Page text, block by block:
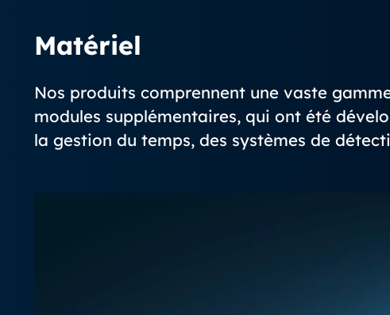
Matériel
Nos produits comprennent une vaste
modules supplémentaires, qui ont été
la gestion du temps, des systèmes de